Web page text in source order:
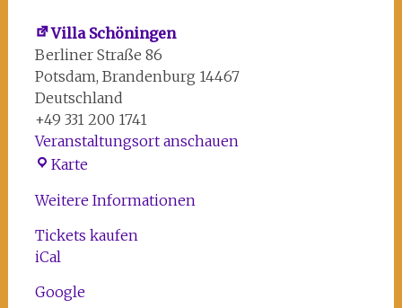
Villa Schöningen
Berliner Straße 86
Potsdam, Brandenburg 14467
Deutschland
+49 331 200 1741
Veranstaltungsort anschauen
KarteVilla
Weitere Informationen
Tickets kaufen
iCal
Google